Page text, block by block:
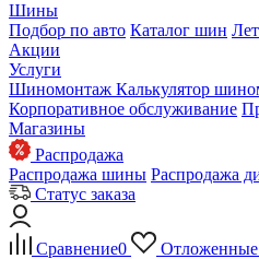
Шины
Подбор по авто Каталог шин
Акции
Услуги
Шиномонтаж Калькулятор
Корпоративное обслуживание
Магазины
Распродажа
Распродажа шины Распродажа
Статус заказа
Сравнение0 Отложенные